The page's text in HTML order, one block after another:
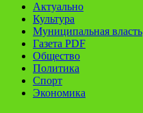
Актуально
Культура
Муниципальная власть
Газета PDF
Общество
Политика
Спорт
Экономика